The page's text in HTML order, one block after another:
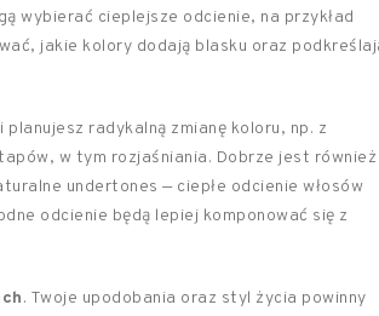
wybierać cieplejsze odcienie, na przykład
jakie kolory dodają blasku oraz
planujesz radykalną zmianę koloru, np. z
w tym rozjaśniania. Dobrze jest również
undertones — ciepłe odcienie włosów
odcienie będą lepiej komponować się z
. Twoje upodobania oraz styl życia powinny